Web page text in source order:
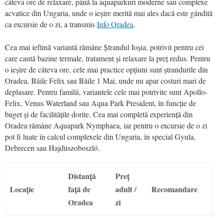
acvatice din Ungaria, unde o ieșire merită mai ales dacă este gândită
ca excursie de o zi, a transmisInfo Oradea.
Cea mai ieftină variantă rămâne Ștrandul Ioșia, potrivit pentru cei
care caută bazine termale, tratament și relaxare la preț redus. Pentru
o ieșire de câteva ore, cele mai practice opțiuni sunt ștrandurile din
Oradea, Băile Felix sau Băile 1 Mai, unde nu apar costuri mari de
deplasare. Pentru familii, variantele cele mai potrivite sunt Apollo-
Felix, Venus Waterland sau Aqua Park President, în funcție de
buget și de facilitățile dorite. Cea mai completă experiență din
Oradea rămâne Aquapark Nymphaea, iar pentru o excursie de o zi
pot fi luate în calcul complexele din Ungaria, în special Gyula,
Debrecen sau Hajdúszoboszló.
Locație
Distanță
față de
Oradea
Preț
adult /
zi
Recomandare